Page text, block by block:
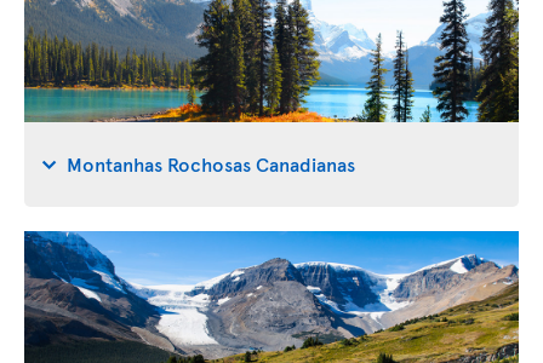
Montanhas Rochosas Canadianas